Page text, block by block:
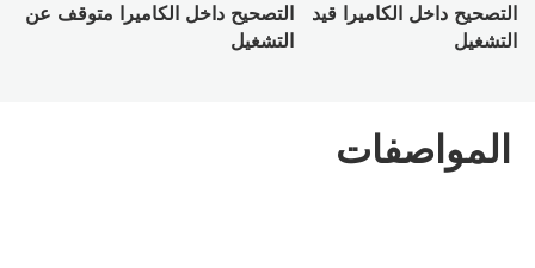
التصحيح داخل الكاميرا قيد
التشغيل
التصحيح داخل الكاميرا متوقف عن
التشغيل
المواصفات